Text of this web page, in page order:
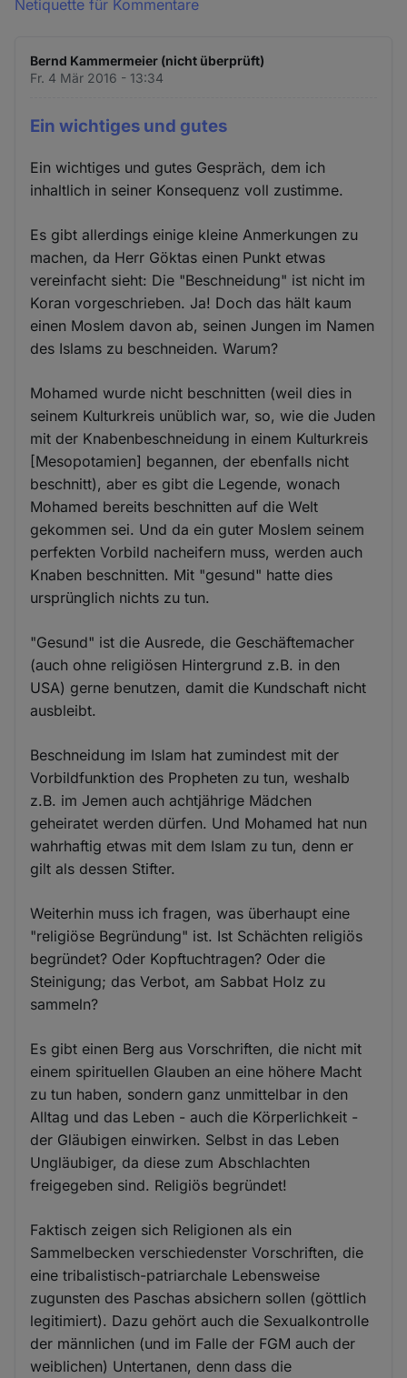
Netiquette für Kommentare
Bernd Kammermeier (nicht überprüft)
Fr. 4 Mär 2016 - 13:34
Ein wichtiges und gutes
Ein wichtiges und gutes Gespräch, dem ich
inhaltlich in seiner Konsequenz voll zustimme.
Es gibt allerdings einige kleine Anmerkungen zu
machen, da Herr Göktas einen Punkt etwas
vereinfacht sieht: Die "Beschneidung" ist nicht im
Koran vorgeschrieben. Ja! Doch das hält kaum
einen Moslem davon ab, seinen Jungen im Namen
des Islams zu beschneiden. Warum?
Mohamed wurde nicht beschnitten (weil dies in
seinem Kulturkreis unüblich war, so, wie die Juden
mit der Knabenbeschneidung in einem Kulturkreis
[Mesopotamien] begannen, der ebenfalls nicht
beschnitt), aber es gibt die Legende, wonach
Mohamed bereits beschnitten auf die Welt
gekommen sei. Und da ein guter Moslem seinem
perfekten Vorbild nacheifern muss, werden auch
Knaben beschnitten. Mit "gesund" hatte dies
ursprünglich nichts zu tun.
"Gesund" ist die Ausrede, die Geschäftemacher
(auch ohne religiösen Hintergrund z.B. in den
USA) gerne benutzen, damit die Kundschaft nicht
ausbleibt.
Beschneidung im Islam hat zumindest mit der
Vorbildfunktion des Propheten zu tun, weshalb
z.B. im Jemen auch achtjährige Mädchen
geheiratet werden dürfen. Und Mohamed hat nun
wahrhaftig etwas mit dem Islam zu tun, denn er
gilt als dessen Stifter.
Weiterhin muss ich fragen, was überhaupt eine
"religiöse Begründung" ist. Ist Schächten religiös
begründet? Oder Kopftuchtragen? Oder die
Steinigung; das Verbot, am Sabbat Holz zu
sammeln?
Es gibt einen Berg aus Vorschriften, die nicht mit
einem spirituellen Glauben an eine höhere Macht
zu tun haben, sondern ganz unmittelbar in den
Alltag und das Leben - auch die Körperlichkeit -
der Gläubigen einwirken. Selbst in das Leben
Ungläubiger, da diese zum Abschlachten
freigegeben sind. Religiös begründet!
Faktisch zeigen sich Religionen als ein
Sammelbecken verschiedenster Vorschriften, die
eine tribalistisch-patriarchale Lebensweise
zugunsten des Paschas absichern sollen (göttlich
legitimiert). Dazu gehört auch die Sexualkontrolle
der männlichen (und im Falle der FGM auch der
weiblichen) Untertanen, denn dass die